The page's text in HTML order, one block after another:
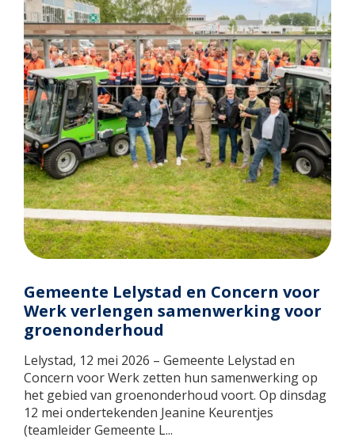
Gemeente Lelystad en Concern voor
Werk verlengen samenwerking voor
groenonderhoud
Lelystad, 12 mei 2026 – Gemeente Lelystad en
Concern voor Werk zetten hun samenwerking op
het gebied van groenonderhoud voort. Op dinsdag
12 mei ondertekenden Jeanine Keurentjes
(teamleider Gemeente L...